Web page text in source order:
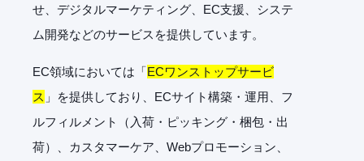
せ、デジタルマーケティング、EC支援、システ
ム開発などのサービスを提供しています。
EC領域においては「ECワンストップサービ
ス 」を提供しており、ECサイト構築・運用、フ
ルフィルメント（入荷・ピッキング・梱包・出
荷）、カスタマーケア、Webプロモーション、